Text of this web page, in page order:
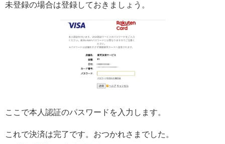
未登録の場合は登録しておきましょう。
ここで本人認証のパスワードを入力します。
これで決済は完了です。おつかれさまでした。